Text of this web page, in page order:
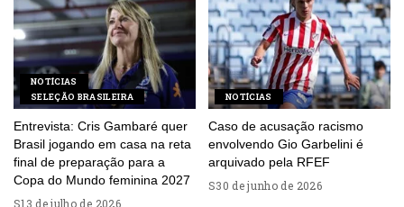
NOTÍCIAS
SELEÇÃO BRASILEIRA
Entrevista: Cris Gambaré quer
Brasil jogando em casa na reta
final de preparação para a
Copa do Mundo feminina 2027
13 de julho de 2026
NOTÍCIAS
Caso de acusação racismo
envolvendo Gio Garbelini é
arquivado pela RFEF
30 de junho de 2026